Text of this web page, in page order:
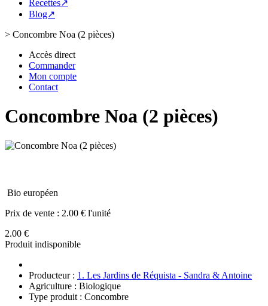
Recettes↗
Blog↗
> Concombre Noa (2 pièces)
Accès direct
Commander
Mon compte
Contact
Concombre Noa (2 pièces)
Bio européen
Prix de vente : 2.00 € l'unité
2.00 €
Produit indisponible
Producteur : 1. Les Jardins de Réquista - Sandra & Antoine
Agriculture : Biologique
Type produit : Concombre